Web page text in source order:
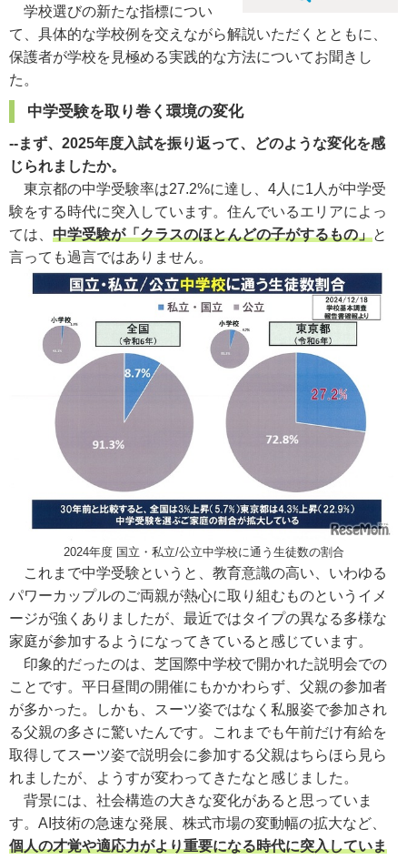
学校選びの新たな指標につい
て、具体的な学校例を交えながら解説いただくとともに、
保護者が学校を見極める実践的な方法についてお聞きし
た。
中学受験を取り巻く環境の変化
--まず、2025年度入試を振り返って、どのような変化を感
じられましたか。
東京都の中学受験率は27.2%に達し、4人に1人が中学受
験をする時代に突入しています。住んでいるエリアによっ
ては、 中学受験が「クラスのほとんどの子がするもの」と
言っても過言ではありません。
2024年度 国立・私立/公立中学校に通う生徒数の割合
これまで中学受験というと、教育意識の高い、いわゆる
パワーカップルのご両親が熱心に取り組むものというイメ
ージが強くありましたが、最近ではタイプの異なる多様な
家庭が参加するようになってきていると感じています。
印象的だったのは、芝国際中学校で開かれた説明会での
ことです。平日昼間の開催にもかかわらず、父親の参加者
が多かった。しかも、スーツ姿ではなく私服姿で参加され
る父親の多さに驚いたんです。これまでも午前だけ有給を
取得してスーツ姿で説明会に参加する父親はちらほら見ら
れましたが、ようすが変わってきたなと感じました。
背景には、社会構造の大きな変化があると思っていま
す。AI技術の急速な発展、株式市場の変動幅の拡大など、
個人の才覚や適応力がより重要になる時代に突入していま